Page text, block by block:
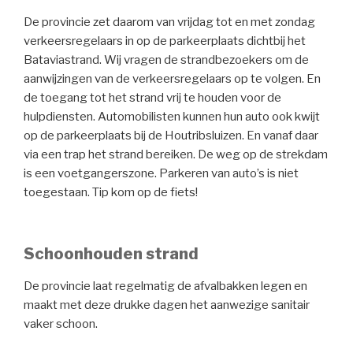
De provincie zet daarom van vrijdag tot en met zondag
verkeersregelaars in op de parkeerplaats dichtbij het
Bataviastrand. Wij vragen de strandbezoekers om de
aanwijzingen van de verkeersregelaars op te volgen. En
de toegang tot het strand vrij te houden voor de
hulpdiensten. Automobilisten kunnen hun auto ook kwijt
op de parkeerplaats bij de Houtribsluizen. En vanaf daar
via een trap het strand bereiken. De weg op de strekdam
is een voetgangerszone. Parkeren van auto’s is niet
toegestaan. Tip kom op de fiets!
Schoonhouden strand
De provincie laat regelmatig de afvalbakken legen en
maakt met deze drukke dagen het aanwezige sanitair
vaker schoon.